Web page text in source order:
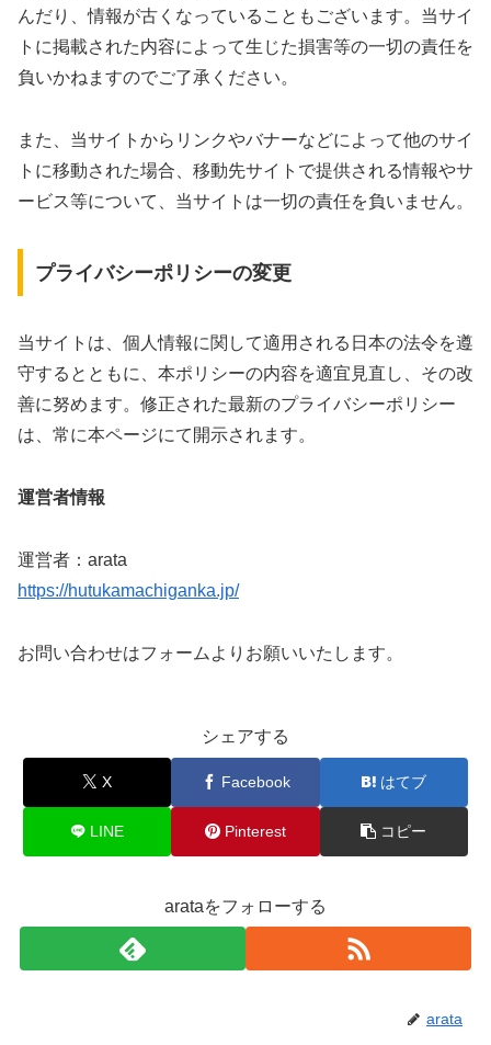
んだり、情報が古くなっていることもございます。当サイ
トに掲載された内容によって生じた損害等の一切の責任を
負いかねますのでご了承ください。
また、当サイトからリンクやバナーなどによって他のサイ
トに移動された場合、移動先サイトで提供される情報やサ
ービス等について、当サイトは一切の責任を負いません。
プライバシーポリシーの変更
当サイトは、個人情報に関して適用される日本の法令を遵
守するとともに、本ポリシーの内容を適宜見直し、その改
善に努めます。修正された最新のプライバシーポリシー
は、常に本ページにて開示されます。
運営者情報
運営者：arata
https://hutukamachiganka.jp/
お問い合わせはフォームよりお願いいたします。
シェアする
X Facebook はてブ
LINE Pinterest コピー
arataをフォローする
arata